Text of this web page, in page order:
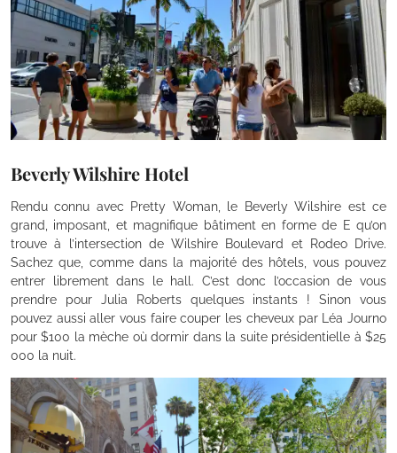
Beverly Wilshire Hotel
Rendu connu avec Pretty Woman, le Beverly Wilshire est ce
grand, imposant, et magnifique bâtiment en forme de E qu’on
trouve à l’intersection de Wilshire Boulevard et Rodeo Drive.
Sachez que, comme dans la majorité des hôtels, vous pouvez
entrer librement dans le hall. C’est donc l’occasion de vous
prendre pour Julia Roberts quelques instants ! Sinon vous
pouvez aussi aller vous faire couper les cheveux par Léa Journo
pour $100 la mèche où dormir dans la suite présidentielle à $25
000 la nuit.